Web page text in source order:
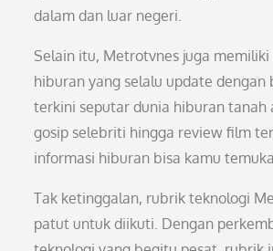
dalam dan luar negeri.
Selain itu, Metrotvnes juga
hiburan yang selalu update
terkini seputar dunia hiburan tanah
gosip selebriti hingga review film
informasi hiburan bisa kamu
Tak ketinggalan, rubrik teknologi
patut untuk diikuti. Dengan